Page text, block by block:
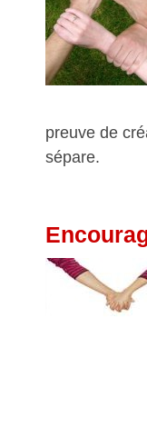
preuve de
sépare.